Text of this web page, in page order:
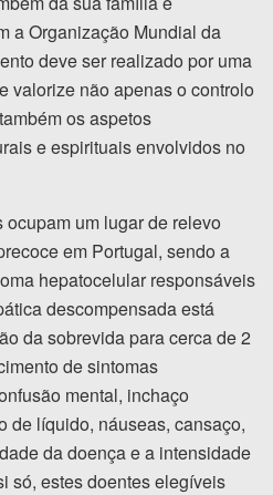
a Organização Mundial da
deve ser realizado por uma
valorize não apenas o controlo
os aspetos
e espirituais envolvidos no
um lugar de relevo
em Portugal, sendo a
hepatocelular responsáveis
descompensada está
da sobrevida para cerca de 2
de sintomas
mental, inchaço
de líquido, náuseas, cansaço,
da doença e a intensidade
só, estes doentes elegíveis